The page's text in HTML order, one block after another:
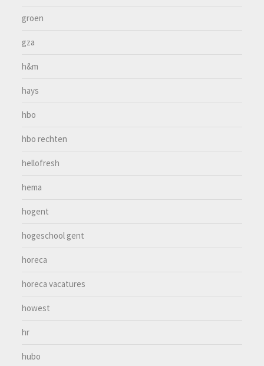
groen
gza
h&m
hays
hbo
hbo rechten
hellofresh
hema
hogent
hogeschool gent
horeca
horeca vacatures
howest
hr
hubo